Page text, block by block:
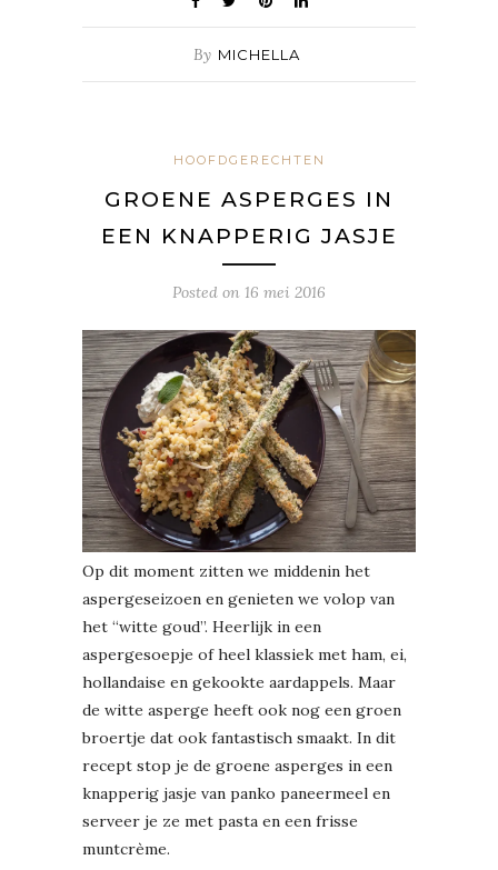
By MICHELLA
HOOFDGERECHTEN
GROENE ASPERGES IN
EEN KNAPPERIG JASJE
Posted on 16 mei 2016
Op dit moment zitten we middenin het
aspergeseizoen en genieten we volop van
het “witte goud”. Heerlijk in een
aspergesoepje of heel klassiek met ham, ei,
hollandaise en gekookte aardappels. Maar
de witte asperge heeft ook nog een groen
broertje dat ook fantastisch smaakt. In dit
recept stop je de groene asperges in een
knapperig jasje van panko paneermeel en
serveer je ze met pasta en een frisse
muntcrème.